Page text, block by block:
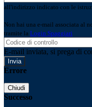
all'indirizzo indicato con le
Non hai una e-mail associata al
tramite la Login Spaggiari
E-mail inviata, si prega di
Errore
Chiudi
Successo